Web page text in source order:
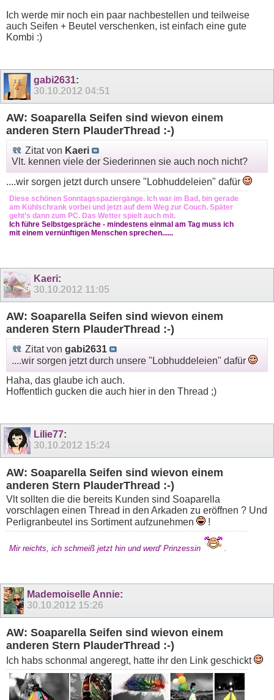
Ich werde mir noch ein paar nachbestellen und teilweise
auch Seifen + Beutel verschenken, ist einfach eine gute
Kombi :)
gabi2631:
30.10.2012 04:51
AW: Soaparella Seifen sind wievon einem
anderen Stern PlauderThread :-)
Zitat von Kaeri
Vlt. kennen viele der Siederinnen sie auch noch nicht?
....wir sorgen jetzt durch unsere "Lobhuddeleien" dafür
Diese schönen Sonntagsspaziergänge. Ich war im Bad, bin gerade
am Kühlschrank vorbei und jetzt auf dem Weg zur Couch. Später
geht's dann zum PC. Das Wetter spielt auch mit.
Ich führe Selbstgespräche - mindestens einmal am Tag muss ich
mit einem vernünftigen Menschen sprechen......
Kaeri:
30.10.2012 11:05
AW: Soaparella Seifen sind wievon einem
anderen Stern PlauderThread :-)
Zitat von gabi2631
....wir sorgen jetzt durch unsere "Lobhuddeleien" dafür
Haha, das glaube ich auch.
Hoffentlich gucken die auch hier in den Thread ;)
Lilie77:
30.10.2012 15:24
AW: Soaparella Seifen sind wievon einem
anderen Stern PlauderThread :-)
Vlt sollten die die bereits Kunden sind Soaparella
vorschlagen einen Thread in den Arkaden zu eröffnen ? Und
Perligranbeutel ins Sortiment aufzunehmen
!
Mir reichts, ich schmeiß jetzt hin und werd' Prinzessin .
Mademoiselle Annie:
30.10.2012 15:26
AW: Soaparella Seifen sind wievon einem
anderen Stern PlauderThread :-)
Ich habs schonmal angeregt, hatte ihr den Link geschickt